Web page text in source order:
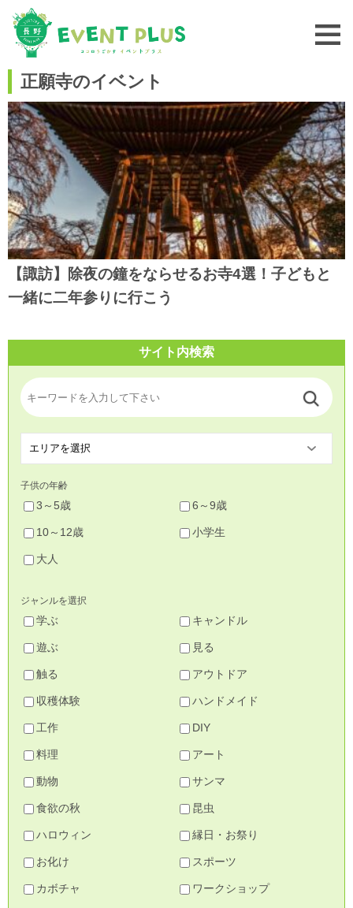
正願寺のイベント
【諏訪】除夜の鐘をならせるお寺4選！子どもと
一緒に二年参りに行こう
サイト内検索
子供の年齢
3～5歳 6～9歳
10～12歳 小学生
大人
ジャンルを選択
学ぶ キャンドル
遊ぶ 見る
触る アウトドア
収穫体験 ハンドメイド
工作 DIY
料理 アート
動物 サンマ
食欲の秋 昆虫
ハロウィン 縁日・お祭り
お化け スポーツ
カボチャ ワークショップ